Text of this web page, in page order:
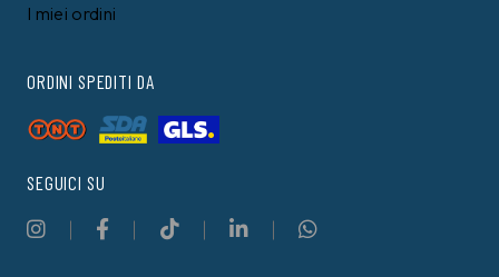
I miei ordini
ORDINI SPEDITI DA
SEGUICI SU